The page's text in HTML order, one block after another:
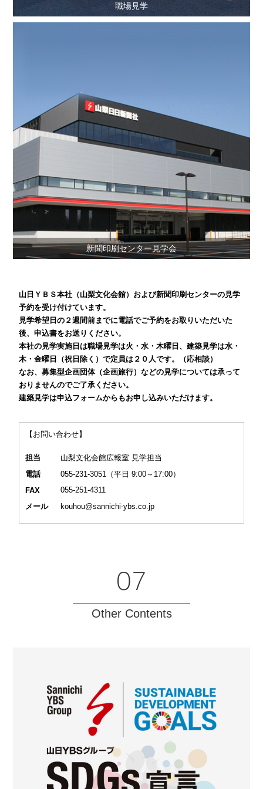
職場見学
新聞印刷センター見学会
山日ＹＢＳ本社（山梨文化会館）および新聞印刷センターの見学
予約を受け付けています。
見学希望日の２週間前までに電話でご予約をお取りいただいた
後、申込書をお送りください。
本社の見学実施日は職場見学は火・水・木曜日、建築見学は水・
木・金曜日（祝日除く）で定員は２０人です。（応相談）
なお、募集型企画団体（企画旅行）などの見学については承って
おりませんのでご了承ください。
建築見学は申込フォームからもお申し込みいただけます。
【お問い合わせ】
担当
山梨文化会館広報室 見学担当
電話
055-231-3051（平日 9:00～17:00）
FAX
055-251-4311
メール
kouhou@sannichi-ybs.co.jp
07
Other Contents